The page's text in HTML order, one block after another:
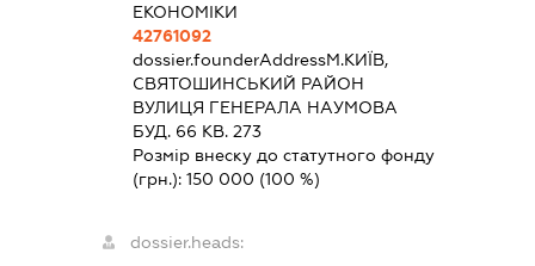
ЕКОНОМІКИ
42761092
dossier.founderAddressМ.КИЇВ,
СВЯТОШИНСЬКИЙ РАЙОН
ВУЛИЦЯ ГЕНЕРАЛА НАУМОВА
БУД. 66 КВ. 273
Розмір внеску до статутного фонду
(грн.):150 000 (100 %)
dossier.heads: